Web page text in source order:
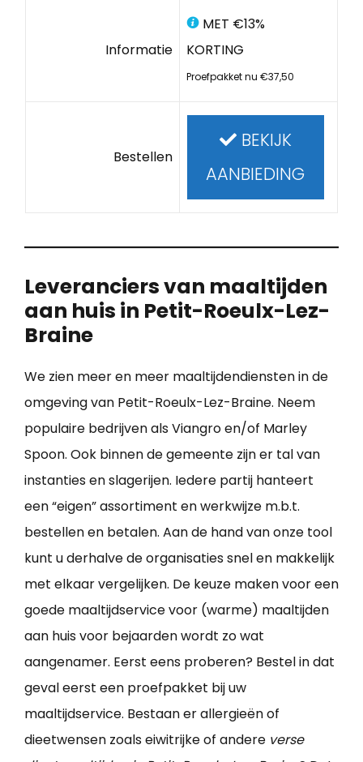
Informatie
MET €13%
KORTING
Proefpakket nu €37,50
Bestellen
BEKIJK
AANBIEDING
Leveranciers van maaltijden
aan huis in Petit-Roeulx-Lez-
Braine
We zien meer en meer maaltijdendiensten in de
omgeving van Petit-Roeulx-Lez-Braine. Neem
populaire bedrijven als Viangro en/of Marley
Spoon. Ook binnen de gemeente zijn er tal van
instanties en slagerijen. Iedere partij hanteert
een “eigen” assortiment en werkwijze m.b.t.
bestellen en betalen. Aan de hand van onze tool
kunt u derhalve de organisaties snel en makkelijk
met elkaar vergelijken. De keuze maken voor een
goede maaltijdservice voor (warme) maaltijden
aan huis voor bejaarden wordt zo wat
aangenamer. Eerst eens proberen? Bestel in dat
geval eerst een proefpakket bij uw
maaltijdservice. Bestaan er allergieën of
dieetwensen zoals eiwitrijke of andere verse